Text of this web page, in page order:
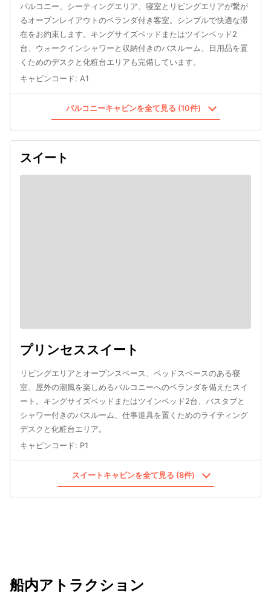
バルコニー、シーティングエリア、寝室とリビングエリアが繋が
るオープンレイアウトのベランダ付き客室。シンプルで快適な滞
在をお約束します。キングサイズベッドまたはツインベッド2
台、ウォークインシャワーと収納付きのバスルーム、日用品を置
くためのデスクと化粧台エリアも完備しています。
キャビンコード: A1
バルコニーキャビンを全て見る (10件)
スイート
プリンセススイート
リビングエリアとオープンスペース、ベッドスペースのある寝
室、屋外の潮風を楽しめるバルコニーへのベランダを備えたスイ
ート。キングサイズベッドまたはツインベッド2台、バスタブと
シャワー付きのバスルーム、仕事道具を置くためのライティング
デスクと化粧台エリア。
キャビンコード: P1
スイートキャビンを全て見る (8件)
船内アトラクション